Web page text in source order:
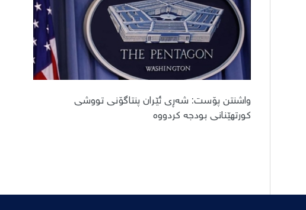
واشنتن پۆست: شەڕی ئێران پنتاگۆنی تووشی
کورتهێنانی بودجە کردووە